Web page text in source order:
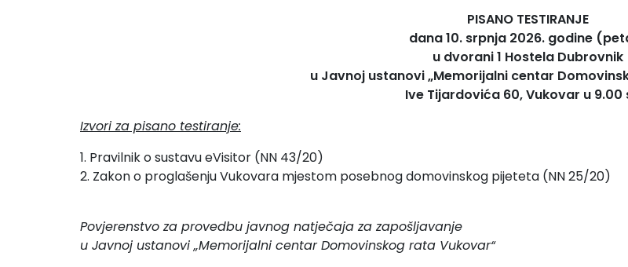
PISANO TESTIRANJE
dana 10. srpnja 2026. godine
u dvorani 1 Hostela Dubrovnik
u Javnoj ustanovi „Memorijalni centar
Ive Tijardovića 60, Vukovar u 9.00
Izvori za pisano testiranje:
1. Pravilnik o sustavu eVisitor (NN 43/20)
2. Zakon o proglašenju Vukovara mjestom posebnog domovinskog pijeteta (NN 25/20)
Povjerenstvo za provedbu javnog natječaja za zapošljavanje
u Javnoj ustanovi „Memorijalni centar Domovinskog rata Vukovar“